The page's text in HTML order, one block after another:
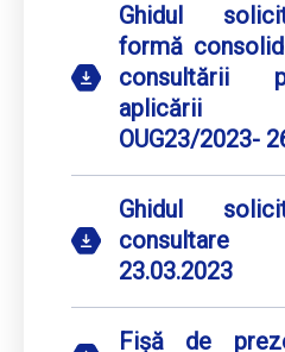
Ghidul
formă
consultării
aplicării
OUG23/2023-
Ghidul
23.03.2023
Fișă de